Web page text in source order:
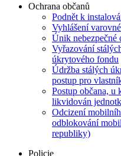
Ochrana občanů
Podnět k
Vyhlášení
Únik nebezpečné
Vyřazování
úkrytového fondu
Údržba stálých
postup pro
Postup občana, u
likvidován
Odcizení
odblokování
republiky)
Policie